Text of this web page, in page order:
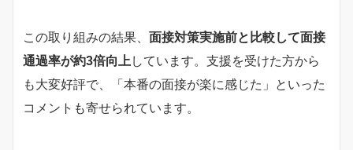
この取り組みの結果、 面接対策実施前と比較して面接
通過率が約3倍向上 しています。支援を受けた方から
も大変好評で、「本番の面接が楽に感じた」といった
コメントも寄せられています。